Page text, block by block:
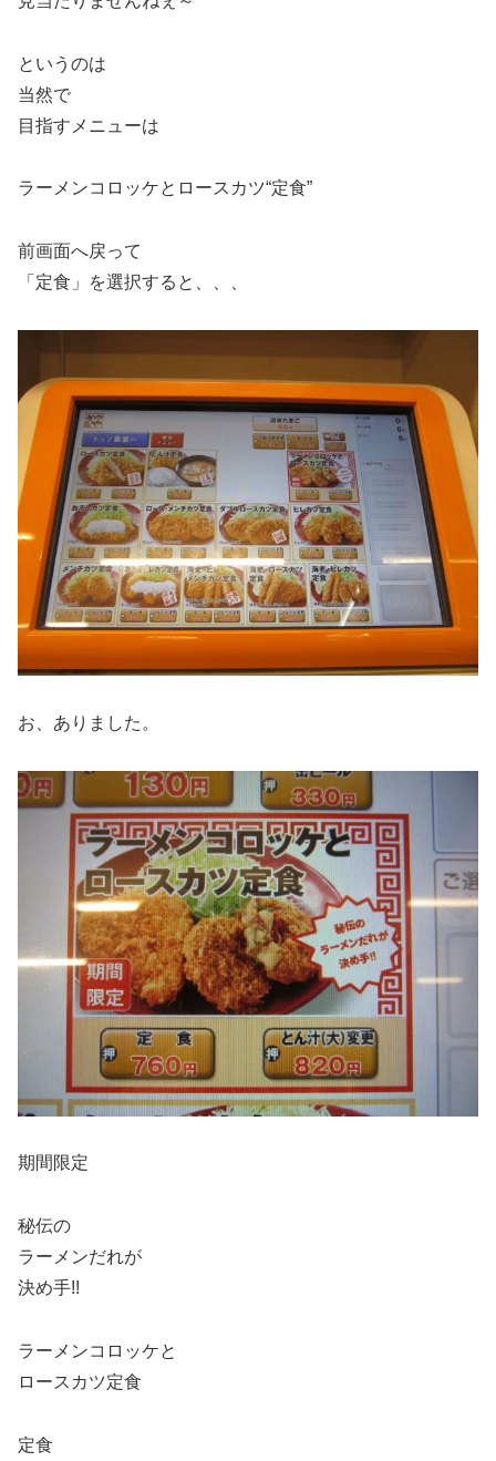
というのは
当然で
目指すメニューは
ラーメンコロッケとロースカツ“定食”
前画面へ戻って
「定食」を選択すると、、、
お、ありました。
期間限定
秘伝の
ラーメンだれが
決め手!!
ラーメンコロッケと
ロースカツ定食
定食